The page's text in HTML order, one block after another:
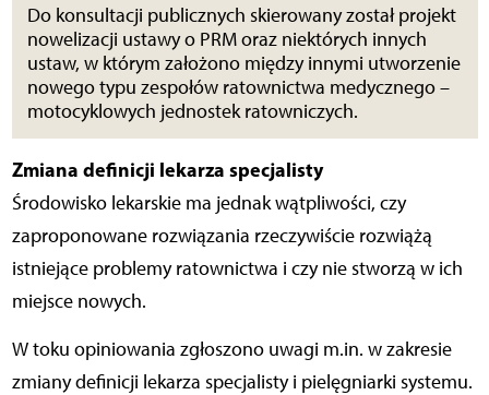
Do konsultacji publicznych skierowany został projekt
nowelizacji ustawy o PRM oraz niektórych innych
ustaw, w którym założono między innymi utworzenie
nowego typu zespołów ratownictwa medycznego –
motocyklowych jednostek ratowniczych.
Zmiana definicji lekarza specjalisty
Środowisko lekarskie ma jednak wątpliwości, czy
zaproponowane rozwiązania rzeczywiście rozwiążą
istniejące problemy ratownictwa i czy nie stworzą w ich
miejsce nowych.
W toku opiniowania zgłoszono uwagi m.in. w zakresie
zmiany definicji lekarza specjalisty i pielęgniarki systemu.